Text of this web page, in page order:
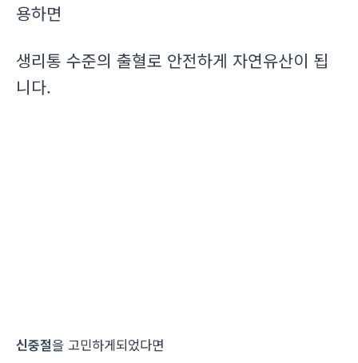
용하면
생리통 수준의 출혈로 안전하게 자연유산이 됩
니다.
신중절을 고민하게되었다면